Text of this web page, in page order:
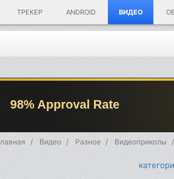
ТРЕКЕР ANDROID ВИДЕО
Видео Разное Видеоприколы